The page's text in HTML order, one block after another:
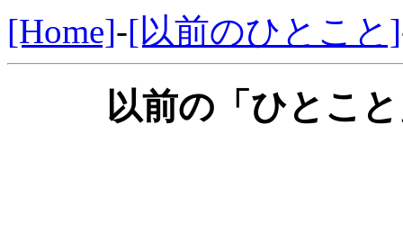
[Home]-[以前のひとこと]
以前の「ひとこ